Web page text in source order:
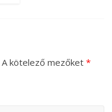
A kötelező mezőket*